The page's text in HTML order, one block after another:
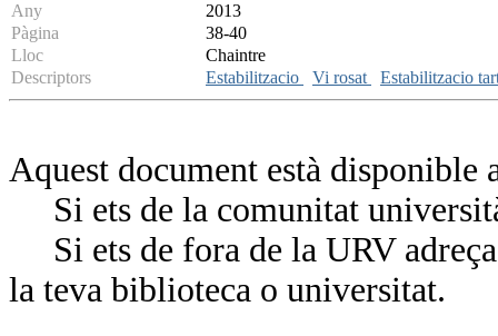
Any
2013
Pàgina
38-40
Lloc
Chaintre
Descriptors
Estabilitzacio Vi rosat Estabilitzacio
Aquest document està
Si ets de la comunitat
Si ets de fora de la URV
la teva biblioteca o universitat.